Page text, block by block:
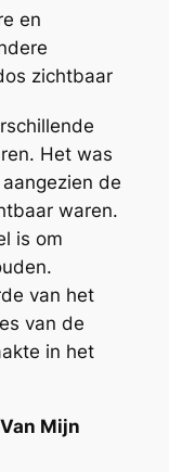
en
zichtbaar
Het was
de
waren.
is om
van het
van de
in het
Mijn